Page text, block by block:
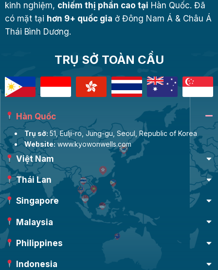
kinh nghiệm, chiếm thị phần cao tại Hàn Quốc. Đã
có mặt tại hơn 9+ quốc gia ở Đông Nam Á & Châu Á
Thái Bình Dương.
TRỤ SỞ TOÀN CẦU
Hàn Quốc
Trụ sở: 51, Eulji-ro, Jung-gu, Seoul, Republic of Korea
Website: www.kyowonwells.com
Việt Nam
Thái Lan
Singapore
Malaysia
Philippines
Indonesia